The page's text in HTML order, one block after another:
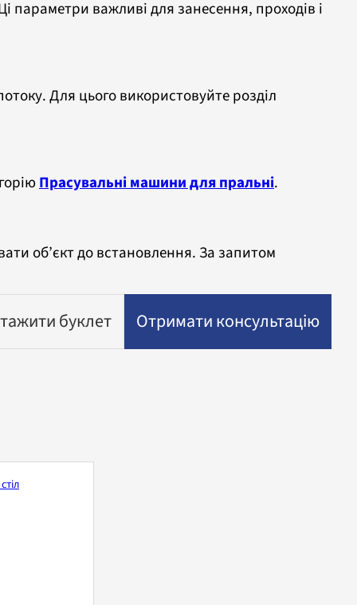
параметри важливі для занесення, проходів і
Для цього використовуйте розділ
Прасувальні машини для пральні.
об’єкт до встановлення. За запитом
буклет Отримати консультацію